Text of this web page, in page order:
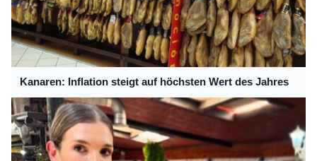
Kanaren: Inflation steigt auf höchsten Wert des Jahres